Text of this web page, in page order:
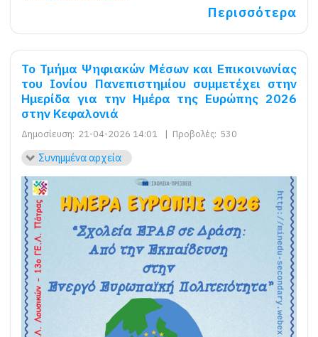
Περισσότερα
Το Τμήμα Ψηφιακών Μέσων και Επικοινωνίας
του Ιονίου Πανεπιστημίου συμμετέχει στην
Ημερίδα για την Ημέρα της Ευρώπης 2026
στην Κεφαλονιά
Δημοσίευση: 21-04-2026 14:01 | Προβολές: 530
Συνημμένα αρχεία